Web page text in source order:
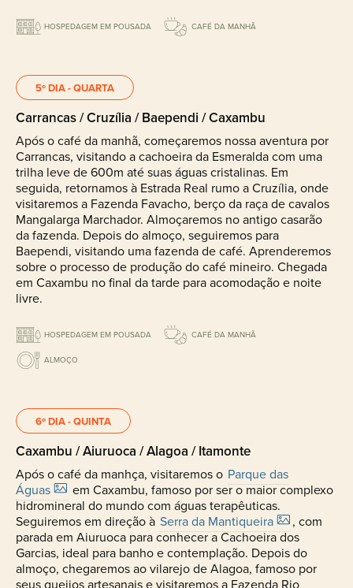
HOSPEDAGEM EM POUSADA CAFÉ DA MANHÃ
5º DIA - QUARTA
Carrancas / Cruzília / Baependi / Caxambu
Após o café da manhã, começaremos nossa aventura por
Carrancas, visitando a cachoeira da Esmeralda com uma
trilha leve de 600m até suas águas cristalinas. Em
seguida, retornamos à Estrada Real rumo a Cruzília, onde
visitaremos a Fazenda Favacho, berço da raça de cavalos
Mangalarga Marchador. Almoçaremos no antigo casarão
da fazenda. Depois do almoço, seguiremos para
Baependi, visitando uma fazenda de café. Aprenderemos
sobre o processo de produção do café mineiro. Chegada
em Caxambu no final da tarde para acomodação e noite
livre.
HOSPEDAGEM EM POUSADA CAFÉ DA MANHÃ
ALMOÇO
6º DIA - QUINTA
Caxambu / Aiuruoca / Alagoa / Itamonte
Após o café da manhça, visitaremos o Parque das
Águas
em Caxambu, famoso por ser o maior complexo
hidromineral do mundo com águas terapêuticas.
Seguiremos em direção à Serra da Mantiqueira
, com
parada em Aiuruoca para conhecer a Cachoeira dos
Garcias, ideal para banho e contemplação. Depois do
almoço, chegaremos ao vilarejo de Alagoa, famoso por